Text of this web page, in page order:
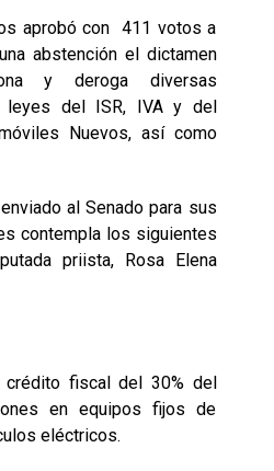
aprobó con 411 votos a
abstención el dictamen
y deroga diversas
leyes del ISR, IVA y del
Nuevos, así como
al Senado para sus
contempla los siguientes
priista, Rosa Elena
crédito fiscal del 30% del
en equipos fijos de
eléctricos.